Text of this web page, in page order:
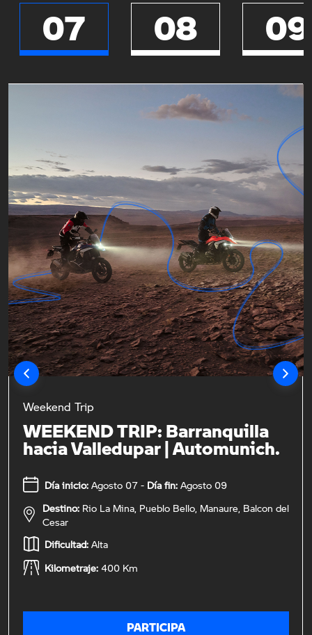
07 08 09
Weekend Trip
WEEKEND TRIP: Barranquilla
hacia Valledupar | Automunich.
Día inicio:Agosto 07 - Día fin:Agosto 09
Destino: Rio La Mina, Pueblo Bello, Manaure, Balcon del
Cesar
Dificultad:Alta
Kilometraje:400 Km
PARTICIPA